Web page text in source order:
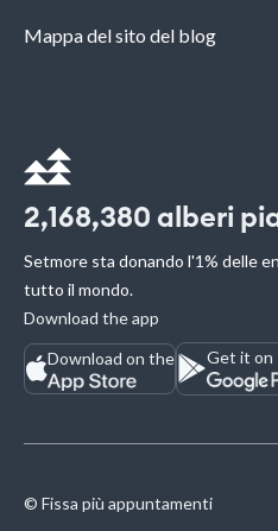
Mappa del sito del blog
2,168,380 alberi
Setmore sta donando l'1% delle
tutto il mondo.
Download the app
Download on the
Get it on
© Fissa più appuntamenti